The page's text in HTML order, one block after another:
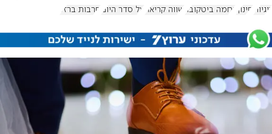
זוגיות חינוך נחמה ביטקובר שווה קריאה על סדר היום חרבות ברזל